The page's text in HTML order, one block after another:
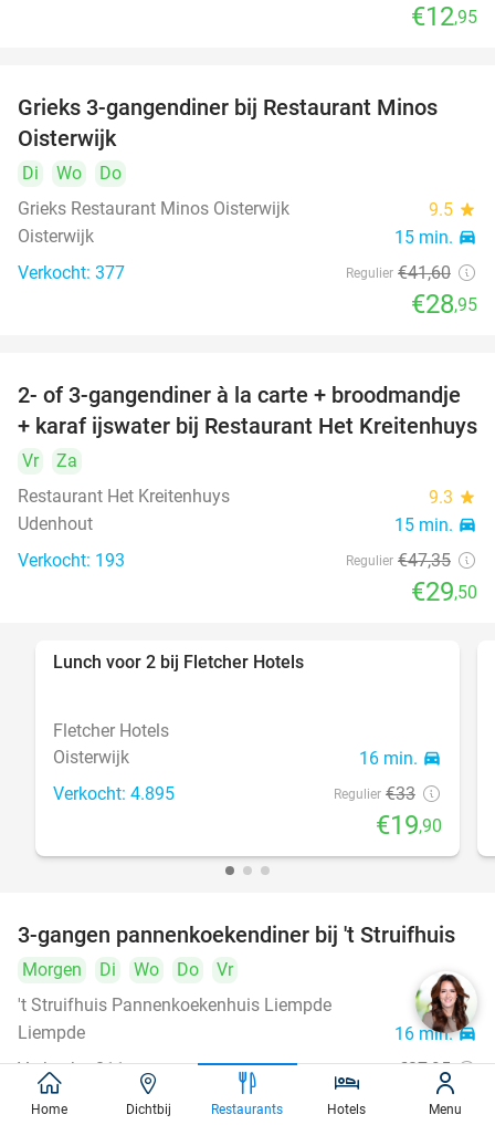
€12,95
30%
Grieks 3-gangendiner bij Restaurant Minos
Oisterwijk
Di Wo
Do
Grieks Restaurant Minos Oisterwijk
9.5 star
Oisterwijk 15 min. directions_car
Verkocht: 377 Regulier €41,60
€28,95
38%
2- of 3-gangendiner à la carte + broodmandje
+ karaf ijswater bij Restaurant Het Kreitenhuys
Vr
Za
Restaurant Het Kreitenhuys
9.3 star
Udenhout 15 min. directions_car
Verkocht: 193 Regulier €47,35
€29,50
Lunch voor 2 bij Fletcher Hotels
Fletcher Hotels
Oisterwijk
16 min. directions_car
Verkocht: 4.895 Regulier €33
€19,90
43%
3-gangen pannenkoekendiner bij 't Struifhuis
Morgen Di Wo Do
Vr
't Struifhuis Pannenkoekenhuis Liempde
9.4star
Liempde 16 min.directions_car
Verkocht: 811 €27,95
€15,95
Home Dichtbij Restaurants Hotels Menu